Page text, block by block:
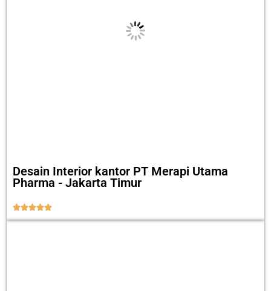
Desain Interior kantor PT Merapi Utama
Pharma - Jakarta Timur
